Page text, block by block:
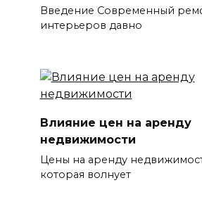
Введение Современный
интерьеров давно
Влияние цен на аренду
недвижимости
Цены на аренду
которая волнует